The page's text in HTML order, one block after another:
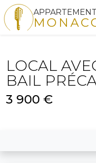
LOCAL
BAIL
3 900 €